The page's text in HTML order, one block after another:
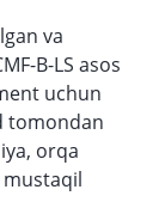
va
B-LS asos
uchun
tomondan
orqa